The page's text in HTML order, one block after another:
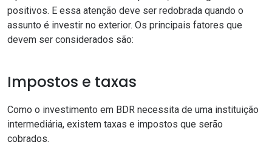
positivos. E essa atenção deve ser redobrada quando o
assunto é investir no exterior. Os principais fatores que
devem ser considerados são:
Impostos e taxas
Como o investimento em BDR necessita de uma instituição
intermediária, existem taxas e impostos que serão
cobrados.